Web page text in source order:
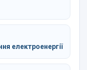
електроенергії